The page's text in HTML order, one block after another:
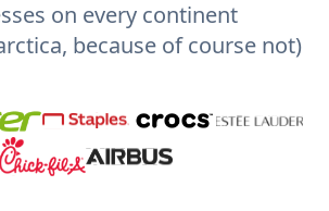
on every continent
because of course not)